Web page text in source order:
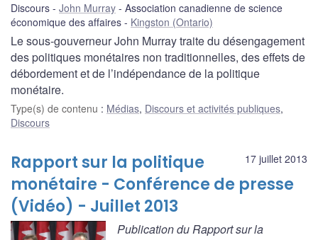
Discours John Murray
Association canadienne de science
économique des affaires
Kingston (Ontario)
Le sous-gouverneur John Murray traite du désengagement
des politiques monétaires non traditionnelles, des effets de
débordement et de l’indépendance de la politique
monétaire.
Type(s) de contenu : Médias, Discours et activités publiques,
Discours
17 juillet 2013
Rapport sur la politique
monétaire - Conférence de presse
(Vidéo) - Juillet 2013
Publication du Rapport sur la